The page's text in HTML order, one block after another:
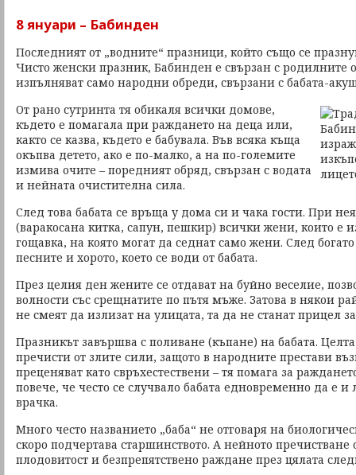
8 януари – Бабинден
Последният от „водните“ празници, който също се
Чисто женски празник, Бабинден е свързан с родилните
изпълняват само народни обреди, свързани с бабата-
От рано сутринта тя обикаля всички домове,
където е помагала при раждането на деца или,
както се казва, където е бабувала. Във всяка къща
окъпва детето, ако е по-малко, а на по-големите
измива очите – поредният обряд, свързан с водата
и нейната очистителна сила.
След това бабата се връща у дома си и чака гости. При
(варакосана китка, сапун, пешкир) всички жени, които е
гощавка, на която могат да седнат само жени. След
песните и хорото, което се води от бабата.
През целия ден жените се отдават на буйно веселие,
волности със срещнатите по пътя мъже. Затова в някои
не смеят да излизат на улицата, та да не станат прицел
Празникът завършва с поливане (къпане) на бабата.
пречисти от злите сили, защото в народните престави
преценяват като свръхестествени – тя помага за
повече, че често се случвало бабата едновременно да е и
врачка.
Много често названието „баба“ не отговаря на
скоро подчертава старшинството. А нейното
плодовитост и безпрепятствено раждане през цялата